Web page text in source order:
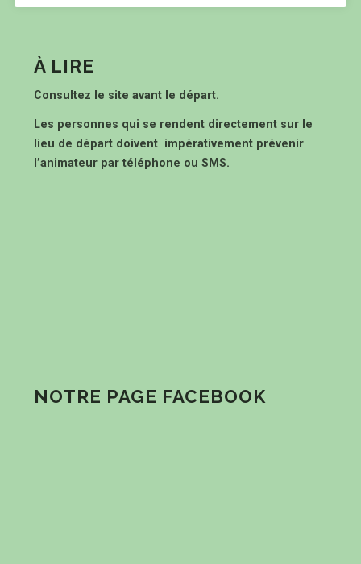
À LIRE
Consultez le site avant le départ.
Les personnes qui se rendent directement sur le
lieu de départ doivent impérativement prévenir
l’animateur par téléphone ou SMS.
NOTRE PAGE FACEBOOK